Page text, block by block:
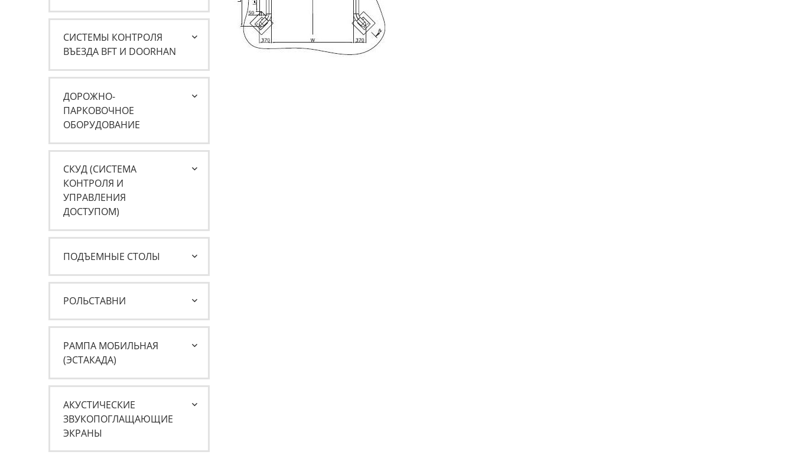
СИСТЕМЫ КОНТРОЛЯ
ВЪЕЗДА BFT И DOORHAN
ДОРОЖНО-
ПАРКОВОЧНОЕ
ОБОРУДОВАНИЕ
СКУД (СИСТЕМА
КОНТРОЛЯ И
УПРАВЛЕНИЯ
ДОСТУПОМ)
ПОДЪЕМНЫЕ СТОЛЫ
РОЛЬСТАВНИ
РАМПА МОБИЛЬНАЯ
(ЭСТАКАДА)
АКУСТИЧЕСКИЕ
ЗВУКОПОГЛАЩАЮЩИЕ
ЭКРАНЫ